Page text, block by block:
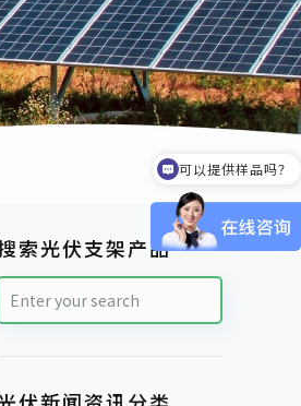
索光伏支架产品
可以提供样品吗？